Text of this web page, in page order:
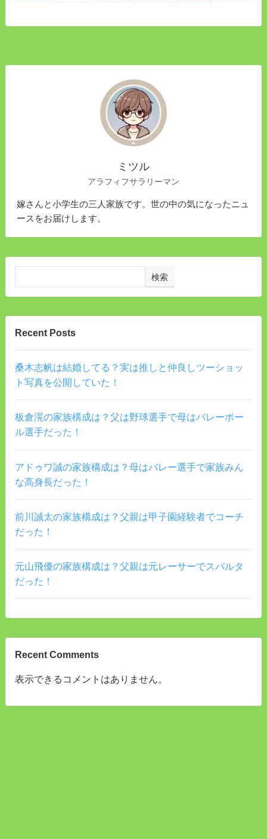
ミツル
アラフィフサラリーマン
嫁さんと小学生の三人家族です。世の中の気になったニュ
ースをお届けします。
検索
Recent Posts
桑木志帆は結婚してる？実は推しと仲良しツーショッ
ト写真を公開していた！
板倉滉の家族構成は？父は野球選手で母はバレーボー
ル選手だった！
アドゥワ誠の家族構成は？母はバレー選手で家族みん
な高身長だった！
前川誠太の家族構成は？父親は甲子園経験者でコーチ
だった！
元山飛優の家族構成は？父親は元レーサーでスパルタ
だった！
Recent Comments
表示できるコメントはありません。